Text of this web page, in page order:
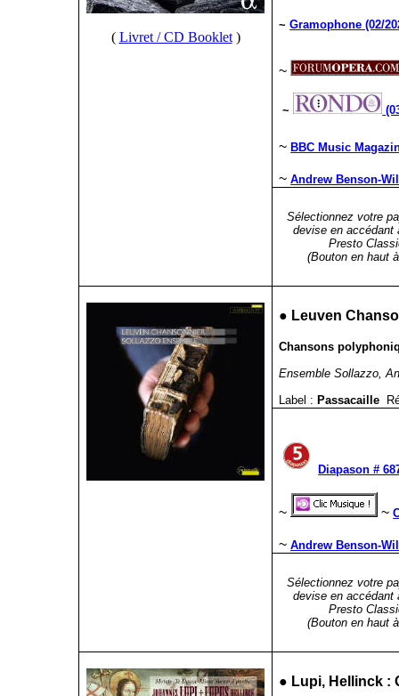
( Livret / CD Booklet)
~Gramophone (02/
~
~
~BBC Music
~Andrew Benson-
Sélectionnez votre
devise en accédant
Presto
(Bouton en haut
● Leuven
Chansons
Ensemble Sollazzo,
Label : Passacaille
Diapason #
~ ~
~Andrew Benson-
Sélectionnez votre
devise en accédant
Presto
(Bouton en haut
● Lupi, Hellinck :